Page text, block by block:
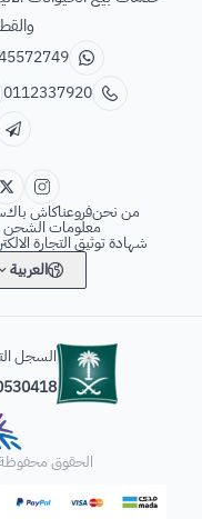
0112337920
من نحنفروعناكاش باك
معلومات الشحن
شهادة توثيق التجارة
العربية
السجل
الحقوق محفوظة |